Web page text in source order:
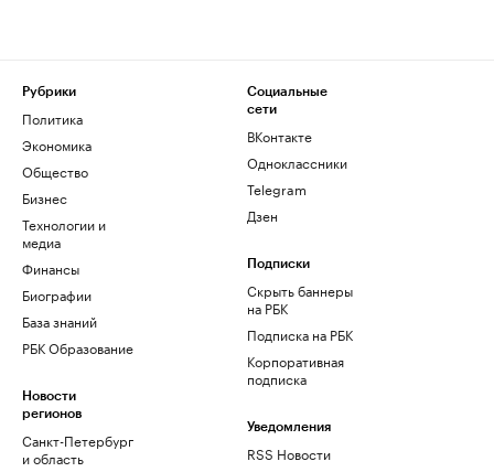
Рубрики
Политика
Экономика
Общество
Бизнес
Технологии и
медиа
Финансы
Биографии
База знаний
РБК Образование
Новости
регионов
Санкт-Петербург
и область
Социальные
сети
ВКонтакте
Одноклассники
Telegram
Дзен
Подписки
Скрыть баннеры
на РБК
Подписка на РБК
Корпоративная
подписка
Уведомления
RSS Новости